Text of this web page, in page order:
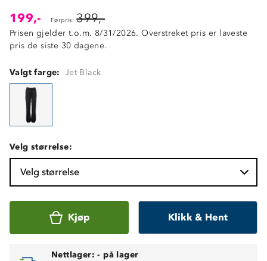
199,-
Førpris: 399,-
Prisen gjelder t.o.m. 8/31/2026. Overstreket pris er laveste
pris de siste 30 dagene.
Valgt farge: Jet Black
Velg størrelse:
Velg størrelse
Kjøp Klikk & Hent
Nettlager: - på lager